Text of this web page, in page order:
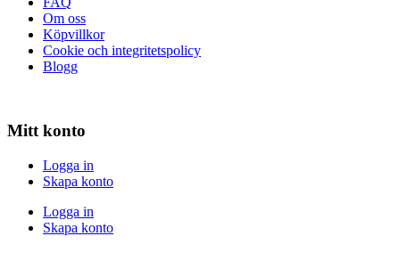
Om oss
Köpvillkor
Cookie och integritetspolicy
Blogg
Mitt konto
Logga in
Skapa konto
Logga in
Skapa konto